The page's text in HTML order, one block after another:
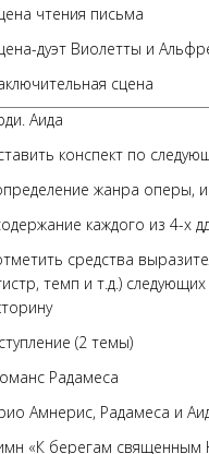
чтения письма
дуэт Виолетты и
сцена
Аида
конспект по
жанра оперы,
каждого из 4-х
средства
темп и т.д.)
(2 темы)
Радамеса
Амнерис, Радамеса и
«К берегам священным